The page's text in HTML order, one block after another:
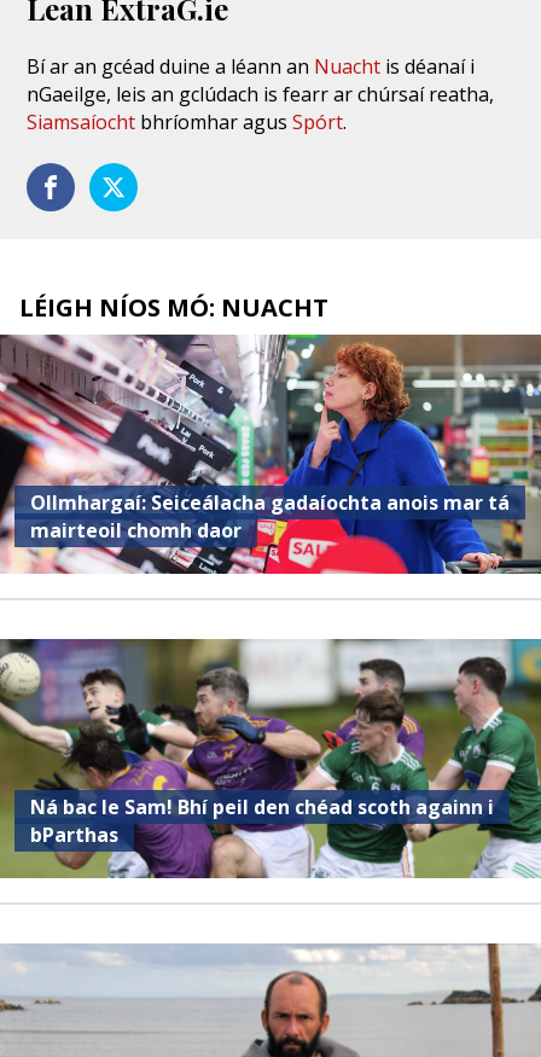
Lean ExtraG.ie
Bí ar an gcéad duine a léann an Nuacht is déanaí i
nGaeilge, leis an gclúdach is fearr ar chúrsaí reatha,
Siamsaíocht bhríomhar agusSpórt.
LÉIGH NÍOS MÓ: NUACHT
Ollmhargaí: Seiceálacha gadaíochta anois mar tá
mairteoil chomh daor
Ná bac le Sam! Bhí peil den chéad scoth againn i
bParthas